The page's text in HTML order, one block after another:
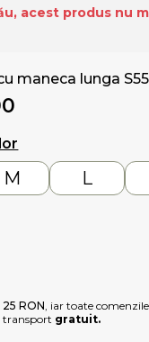
acest produs nu
maneca lunga
M L
25 RON, iar toate
transport gratuit.